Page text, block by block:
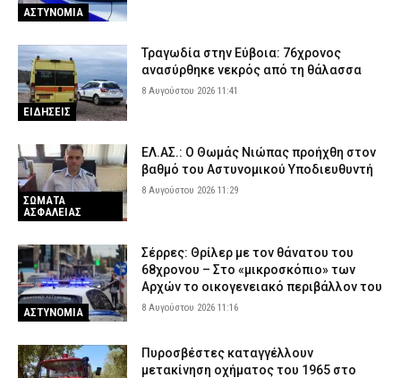
ΑΣΤΥΝΟΜΙΑ
ΕΙΔΗΣΕΙΣ
Τραγωδία στην Εύβοια: 76χρονος
ανασύρθηκε νεκρός από τη θάλασσα
8 Αυγούστου 2026 11:41
ΣΩΜΑΤΑ
ΑΣΦΑΛΕΙΑΣ
ΕΛ.ΑΣ.: Ο Θωμάς Νιώπας προήχθη στον
βαθμό του Αστυνομικού Υποδιευθυντή
8 Αυγούστου 2026 11:29
ΑΣΤΥΝΟΜΙΑ
Σέρρες: Θρίλερ με τον θάνατου του
68χρονου – Στο «μικροσκόπιο» των
Αρχών το οικογενειακό περιβάλλον του
8 Αυγούστου 2026 11:16
Πυροσβέστες καταγγέλλουν
μετακίνηση οχήματος του 1965 στο